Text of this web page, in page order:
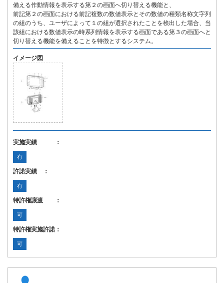
備える作動情報を表示する第２の画面へ切り替える機能と、
前記第２の画面における前記複数の数値表示とその数値の種類名称文字列
の組のうち、ユーザによって１の組が選択されたことを検出した場合、当
該組における数値表示の時系列情報を表示する画面である第３の画面へと
切り替える機能を備えることを特徴とするシステム。
イメージ図
実施実績 ：
有
許諾実績 ：
有
特許権譲渡 ：
可
特許権実施許諾：
可